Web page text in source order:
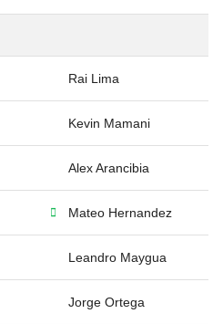
Rai Lima
Kevin Mamani
Alex Arancibia
Mateo Hernandez
Leandro Maygua
Jorge Ortega